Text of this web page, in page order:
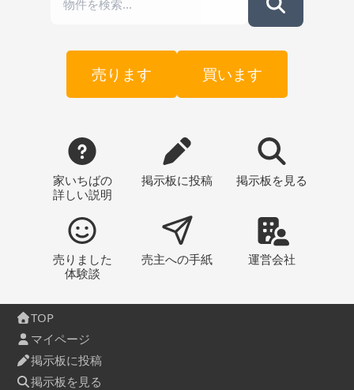
売ります 買います
家いちばの
詳しい説明
掲示板に投稿 掲示板 を見る
売りました
体験談
売主への手紙 運営会社
TOP
マイページ
掲示板に投稿
掲示板を見る